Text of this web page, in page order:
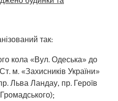
так:
кола «Вул. Одеська» до
м. «Захисників України»
Льва Ландау, пр. Героїв